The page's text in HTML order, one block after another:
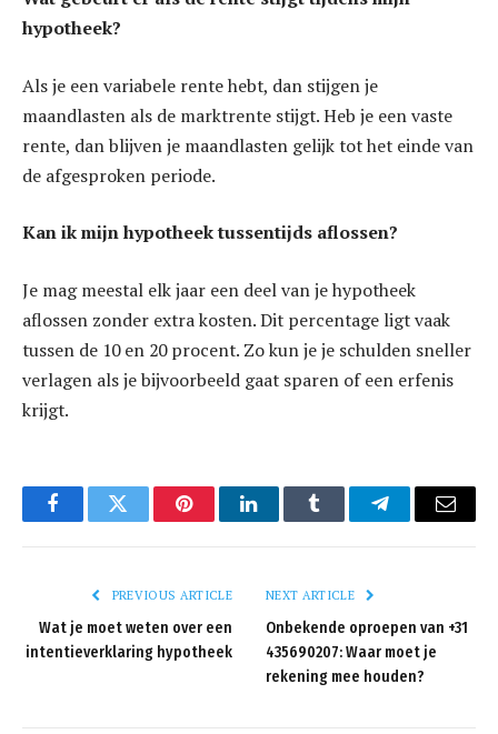
hypotheek?
Als je een variabele rente hebt, dan stijgen je
maandlasten als de marktrente stijgt. Heb je een vaste
rente, dan blijven je maandlasten gelijk tot het einde van
de afgesproken periode.
Kan ik mijn hypotheek tussentijds aflossen?
Je mag meestal elk jaar een deel van je hypotheek
aflossen zonder extra kosten. Dit percentage ligt vaak
tussen de 10 en 20 procent. Zo kun je je schulden sneller
verlagen als je bijvoorbeeld gaat sparen of een erfenis
krijgt.
FacebookTwitter PinterestLinkedInTumblr TelegramEmail
PREVIOUS ARTICLE
Wat je moet weten over een
intentieverklaring hypotheek
NEXT ARTICLE
Onbekende oproepen van +31
435690207: Waar moet je
rekening mee houden?